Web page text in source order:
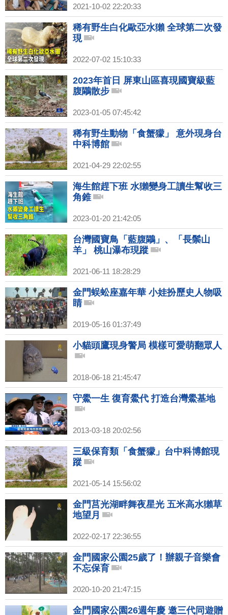
2021-10-02 22:20:33
稀有野生白化歐亞水獺 全球第二次發
現
2022-07-02 15:10:33
2023年首日 屏東山區喜現國寶級藍
腹鷴散步
2023-01-05 07:45:42
稀有野生動物「食蟹獴」 意外現身台
中科博館
2021-04-29 22:02:55
海生館趕下班 水獺變身工讀生幫收三
角錐
2023-01-20 21:42:05
台灣國寶鳥「藍腹鷴」、「長鬃山
羊」 桃山瀑布現蹤
2021-06-11 18:28:29
金門蜈蚣座嘉年華 小娃扮歷史人物吸
睛
2019-05-16 01:37:49
小貓頭鷹現身警局 模樣可愛萌翻眾人
2018-06-18 21:45:47
守鱟一生 復育鱟代 打造台灣鱟基地
2013-03-18 20:02:56
三級保育類「食蟹獴」台中科博館現
蹤
2021-05-14 15:56:02
金門莒光湖畔舞夜星光 五米高水獺草
地望月
2022-02-17 22:36:55
金門國家公園25歲了！辦親子音樂會
不忘保育
2020-10-20 21:47:15
金門國家公園26週年慶 邀三代同遊贈